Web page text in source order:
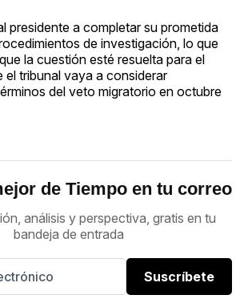
presidente a completar su prometida
de investigación, lo que
la cuestión esté resuelta para el
el tribunal vaya a considerar
del veto migratorio en octubre
de Tiempo en tu correo
análisis y perspectiva, gratis en tu
bandeja de entrada
Suscríbete